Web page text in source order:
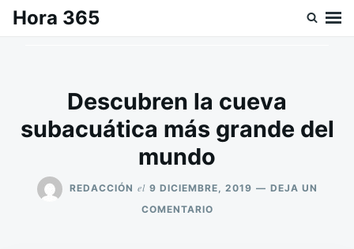
SaltarBuscar:
Hora 365
Descubren la cueva
subacuática más grande del
mundo
REDACCIÓN el 9 DICIEMBRE, 2019
DEJA UN
COMENTARIOEN